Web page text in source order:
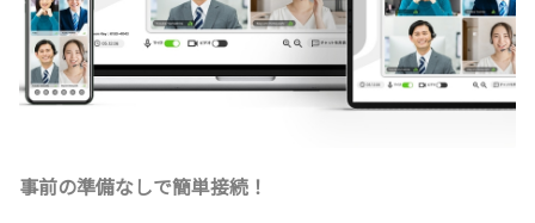
事前の準備なしで簡単接続！